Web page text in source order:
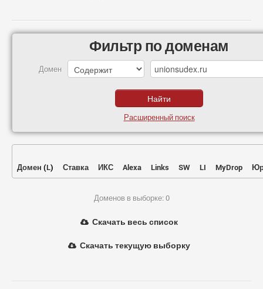
Фильтр по доменам
Домен
Расширенный поиск
Домен (L) Ставка ИКС Alexa Links SW LI MyDrop
Доменов в выборке: 0
Скачать весь список
Скачать текущую выборку